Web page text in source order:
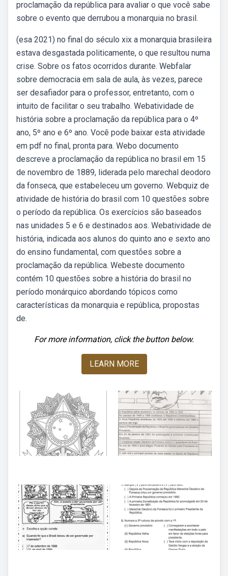
proclamação da república para avaliar o que você sabe
sobre o evento que derrubou a monarquia no brasil.
(esa 2021) no final do século xix a monarquia brasileira
estava desgastada politicamente, o que resultou numa
crise. Sobre os fatos ocorridos durante. Webfalar
sobre democracia em sala de aula, às vezes, parece
ser desafiador para o professor, entretanto, com o
intuito de facilitar o seu trabalho. Webatividade de
história sobre a proclamação da república para o 4º
ano, 5º ano e 6º ano. Você pode baixar esta atividade
em pdf no final, pronta para. Webo documento
descreve a proclamação da república no brasil em 15
de novembro de 1889, liderada pelo marechal deodoro
da fonseca, que estabeleceu um governo. Webquiz de
atividade de história do brasil com 10 questões sobre
o período da república. Os exercícios são baseados
nas unidades 5 e 6 e destinados aos. Webatividade de
história, indicada aos alunos do quinto ano e sexto ano
do ensino fundamental, com questões sobre a
proclamação da república. Webeste documento
contém 10 questões sobre a história do brasil no
período monárquico abordando tópicos como
características da monarquia e república, propostas
de.
For more information, click the button below.
LEARN MORE